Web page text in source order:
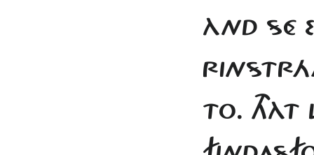
ÀND SÉ
TO. THÀT